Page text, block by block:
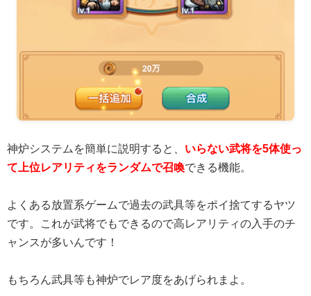
神炉システムを簡単に説明すると、 いらない武将を5体使っ
て上位レアリティをランダムで召喚できる機能。
よくある放置系ゲームで過去の武具等をポイ捨てするヤツ
です。これが武将でもできるので高レアリティの入手のチ
ャンスが多いんです！
もちろん武具等も神炉でレア度をあげられまよ。